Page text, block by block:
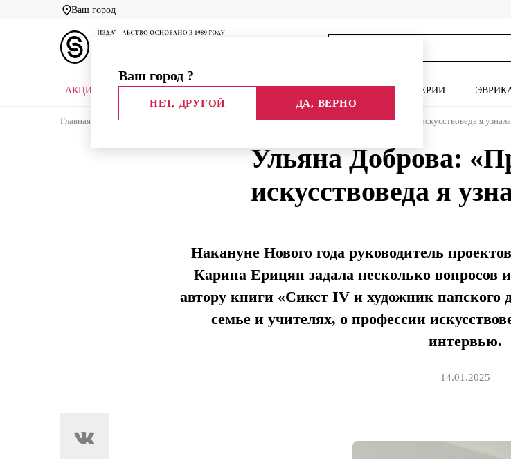
Ваш город
Ваш город ?
НЕТ, ДРУГОЙ ДА, ВЕРНО
АКЦИИ СЕРИИ
Главная Блог издательства Интервью Ульяна Доброва: «Про профессию искусствоведа я
Ульяна Доброва:
искусствоведа я
Накануне Нового года руководитель
Карина Ерицян задала несколько вопросов
автору книги «Сикст IV и художник
семье и учителях, о профессии
интервью.
14.01.2025